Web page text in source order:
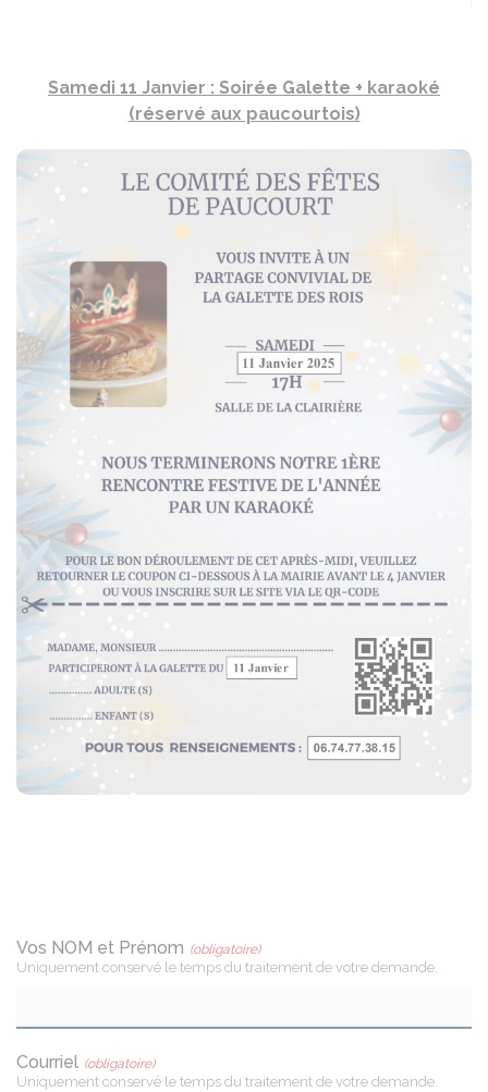
Samedi 11 Janvier : Soirée Galette + karaoké
(réservé aux paucourtois)
Vos NOM et Prénom (obligatoire)
Uniquement conservé le temps du traitement de votre demande.
Courriel (obligatoire)
Uniquement conservé le temps du traitement de votre demande.